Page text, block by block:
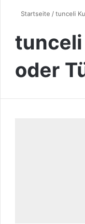
Startseite /tunceli
oder